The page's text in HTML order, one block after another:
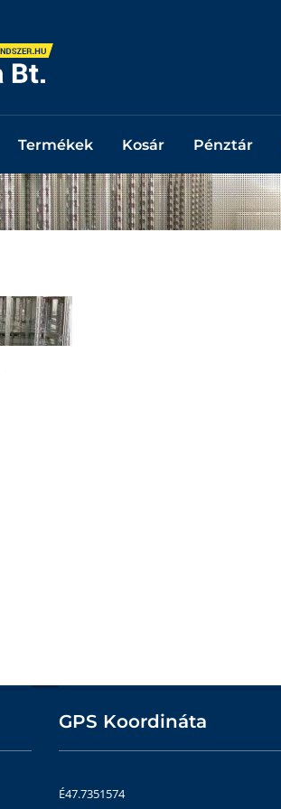
Termékek Kosár Pénztár
GPS Koordináta
É47.7351574